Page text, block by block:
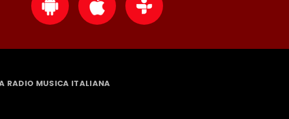
RADIO MUSICA ITALIANA